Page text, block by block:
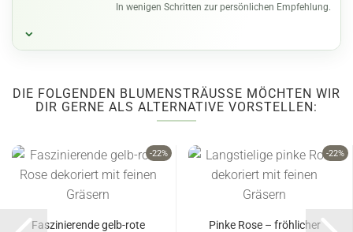
In wenigen Schritten zur persönlichen Empfehlung.
⌄
DIE FOLGENDEN BLUMENSTRÄUSSE MÖCHTEN WIR D
IR GERNE ALS ALTERNATIVE VORSTELLEN:
-22%
Faszinierende gelb-rote
-22%
Pinke Rose – fröhlicher